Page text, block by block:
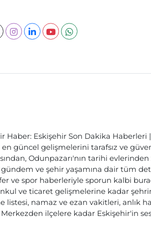
Haber: Eskişehir Son Dakika
güncel gelişmelerini tarafsız ve
Odunpazarı'nın tarihi
ve şehir yaşamına dair tüm
ve spor haberleriyle sporun kalbi
ve ticaret gelişmelerine kadar
listesi, namaz ve ezan vakitleri, anlık
Merkezden ilçelere kadar Eskişehir'in